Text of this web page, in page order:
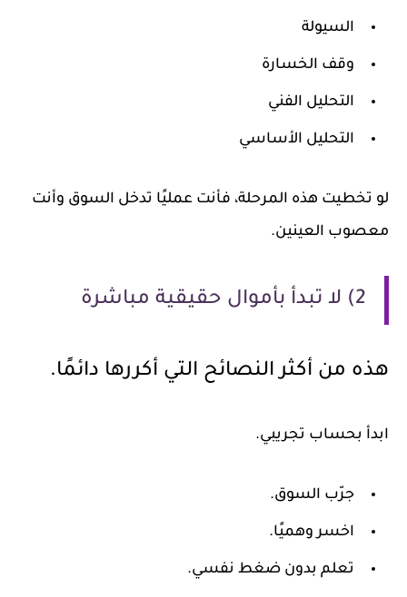
السيولة
وقف الخسارة
التحليل الفني
التحليل الأساسي
لو تخطيت هذه المرحلة، فأنت عمليًا تدخل السوق وأنت
معصوب العينين.
2) لا تبدأ بأموال حقيقية مباشرة
هذه من أكثر النصائح التي أكررها دائمًا.
ابدأ بحساب تجريبي.
جرّب السوق.
اخسر وهميًا.
تعلم بدون ضغط نفسي.